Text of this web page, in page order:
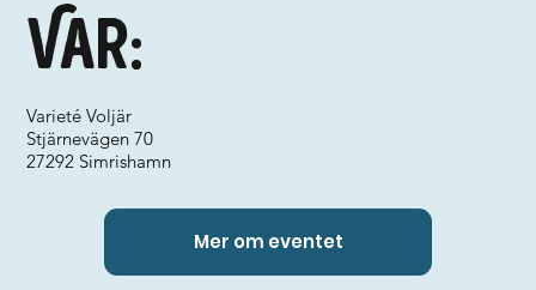
Var:
Varieté Voljär
Stjärnevägen 70
27292 Simrishamn
Mer om eventet